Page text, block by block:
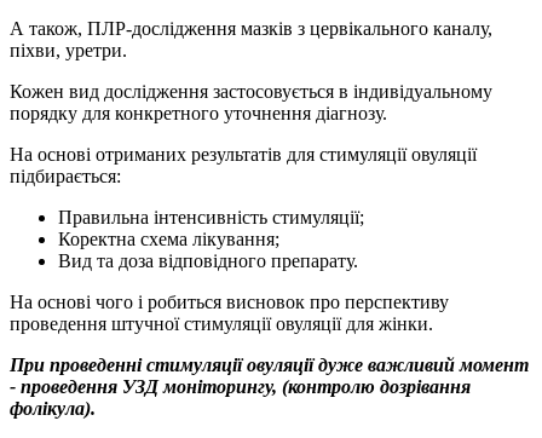
А також, ПЛР-дослідження мазків з цервікального каналу,
піхви, уретри.
Кожен вид дослідження застосовується в індивідуальному
порядку для конкретного уточнення діагнозу.
На основі отриманих результатів для стимуляції овуляції
підбирається:
Правильна інтенсивність стимуляції;
Коректна схема лікування;
Вид та доза відповідного препарату.
На основі чого і робиться висновок про перспективу
проведення штучної стимуляції овуляції для жінки.
При проведенні стимуляції овуляції дуже важливий момент
- проведення УЗД моніторингу, (контролю дозрівання
фолікула).